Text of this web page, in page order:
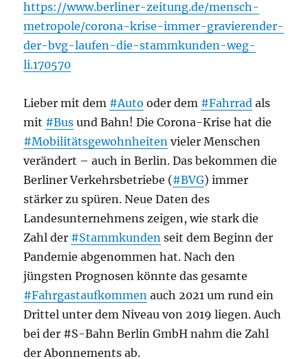
https://www.berliner-zeitung.de/mensch-
metropole/corona-krise-immer-gravierender-
der-bvg-laufen-die-stammkunden-weg-
li.170570
Lieber mit dem #Auto oder dem #Fahrrad als
mit #Bus und Bahn! Die Corona-Krise hat die
#Mobilitätsgewohnheiten vieler Menschen
verändert – auch in Berlin. Das bekommen die
Berliner Verkehrsbetriebe (#BVG) immer
stärker zu spüren. Neue Daten des
Landesunternehmens zeigen, wie stark die
Zahl der #Stammkunden seit dem Beginn der
Pandemie abgenommen hat. Nach den
jüngsten Prognosen könnte das gesamte
#Fahrgastaufkommen auch 2021 um rund ein
Drittel unter dem Niveau von 2019 liegen. Auch
bei der #S-Bahn Berlin GmbH nahm die Zahl
der Abonnements ab.